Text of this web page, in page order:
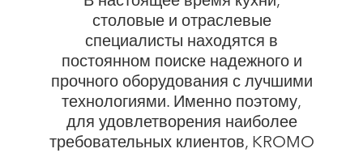
столовые и отраслевые
специалисты находятся в
постоянном поиске надежного и
прочного оборудования с лучшими
технологиями. Именно поэтому,
для удовлетворения наиболее
требовательных клиентов, KROMO